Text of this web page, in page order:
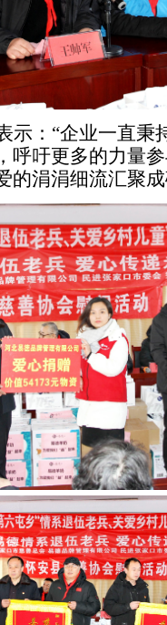
示：“企业一直秉
呼吁更多的力量
的涓涓细流汇聚